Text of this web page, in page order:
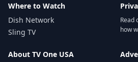
Where to Watch
Dish Network
Sling TV
Read
how
About TV One USA